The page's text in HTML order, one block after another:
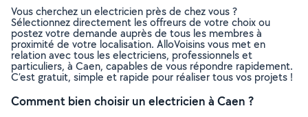
Vous cherchez un electricien près de chez vous ?
Sélectionnez directement les offreurs de votre choix ou
postez votre demande auprès de tous les membres à
proximité de votre localisation. AlloVoisins vous met en
relation avec tous les electriciens, professionnels et
particuliers, à Caen, capables de vous répondre rapidement.
C’est gratuit, simple et rapide pour réaliser tous vos projets !
Comment bien choisir un electricien à Caen ?